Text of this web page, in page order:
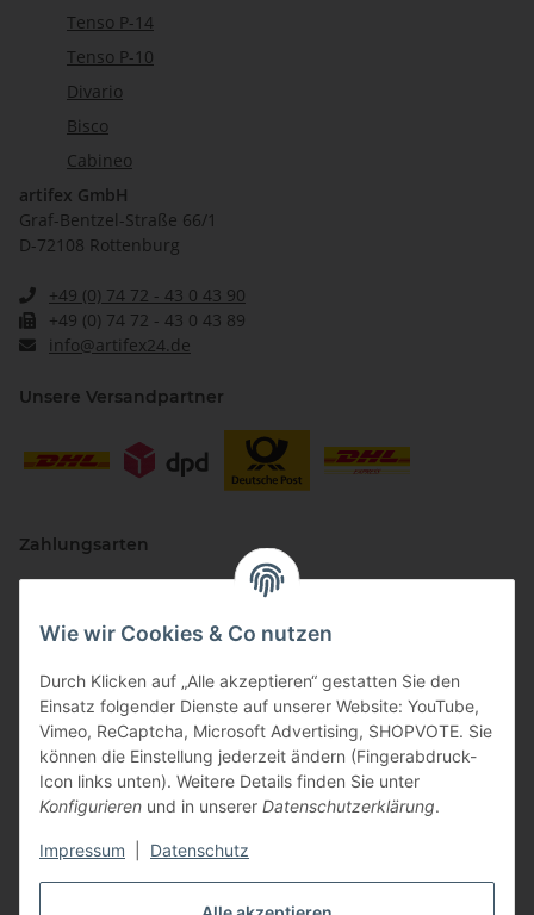
Wie wir Cookies & Co nutzen
Durch Klicken auf „Alle akzeptieren“ gestatten Sie den
Einsatz folgender Dienste auf unserer Website: YouTube,
Vimeo, ReCaptcha, Microsoft Advertising, SHOPVOTE. Sie
können die Einstellung jederzeit ändern (Fingerabdruck-
Icon links unten). Weitere Details finden Sie unter
Konfigurieren und in unserer Datenschutzerklärung.
Impressum Datenschutz
Tenso P-14
Tenso P-10
Divario
Bisco
Cabineo
artifex GmbH
Graf-Bentzel-Straße 66/1
D-72108 Rottenburg
+49 (0) 74 72 - 43 0 43 90
+49 (0) 74 72 - 43 0 43 89
info@artifex24.de
Unsere Versandpartner
Zahlungsarten
Vertriebspartner